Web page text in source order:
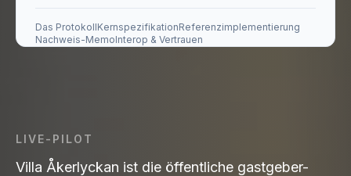
Das ProtokollKernspezifikationReferenzimplementierung
Nachweis-MemoInterop & Vertrauen
LIVE-PILOT
Villa Åkerlyckan ist die öffentliche gastgeber-